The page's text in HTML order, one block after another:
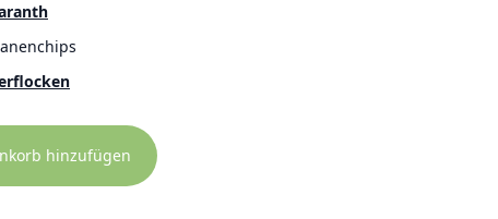
hinzufügen